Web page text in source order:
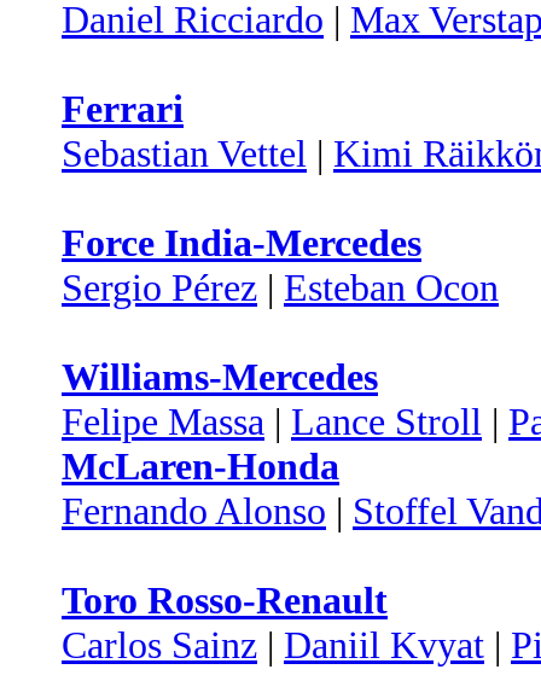
Daniel Ricciardo | Max
Ferrari
Sebastian Vettel | Kimi
Force India-Mercedes
Sergio Pérez | Esteban Ocon
Williams-Mercedes
Felipe Massa | Lance Stroll |
McLaren-Honda
Fernando Alonso | Stoffel
Toro Rosso-Renault
Carlos Sainz | Daniil Kvyat |